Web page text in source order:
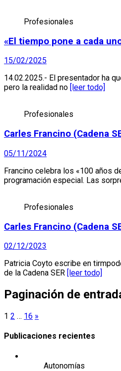
Profesionales
«El tiempo pone a cada
15/02/2025
14.02.2025.- El presentador ha
pero la realidad no
[leer todo]
Profesionales
Carles Francino (Cadena
05/11/2024
Francino celebra los «100 años
programación especial. Las
Profesionales
Carles Francino (Cadena
02/12/2023
Patricia Coyto escribe en
de la Cadena SER
[leer todo]
Paginación de
1 2 … 16 »
Publicaciones recientes
Autonomías